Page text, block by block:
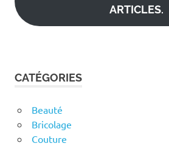
ARTICLES.
CATÉGORIES
Beauté
Bricolage
Couture